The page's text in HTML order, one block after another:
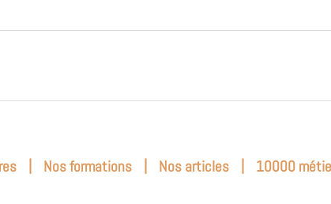
| Nos formations | Nos articles | 10000